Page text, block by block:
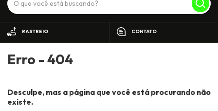
RASTREIO CONTATO
Erro - 404
Desculpe, mas a página que você está procurando não
existe.